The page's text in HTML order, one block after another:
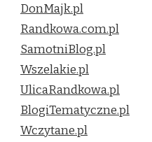
DonMajk.pl
Randkowa.com.pl
SamotniBlog.pl
Wszelakie.pl
UlicaRandkowa.pl
BlogiTematyczne.pl
Wczytane.pl